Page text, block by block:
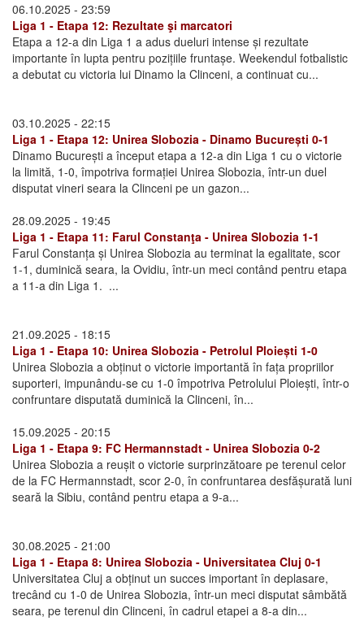
06.10.2025 - 23:59
Liga 1 - Etapa 12: Rezultate şi marcatori
Etapa a 12-a din Liga 1 a adus dueluri intense și rezultate
importante în lupta pentru pozițiile fruntașe. Weekendul fotbalistic
a debutat cu victoria lui Dinamo la Clinceni, a continuat cu...
03.10.2025 - 22:15
Liga 1 - Etapa 12: Unirea Slobozia - Dinamo București 0-1
Dinamo București a început etapa a 12-a din Liga 1 cu o victorie
la limită, 1-0, împotriva formației Unirea Slobozia, într-un duel
disputat vineri seara la Clinceni pe un gazon...
28.09.2025 - 19:45
Liga 1 - Etapa 11: Farul Constanţa - Unirea Slobozia 1-1
Farul Constanța și Unirea Slobozia au terminat la egalitate, scor
1-1, duminică seara, la Ovidiu, într-un meci contând pentru etapa
a 11-a din Liga 1. ...
21.09.2025 - 18:15
Liga 1 - Etapa 10: Unirea Slobozia - Petrolul Ploiești 1-0
Unirea Slobozia a obținut o victorie importantă în fața propriilor
suporteri, impunându-se cu 1-0 împotriva Petrolului Ploiești, într-o
confruntare disputată duminică la Clinceni, în...
15.09.2025 - 20:15
Liga 1 - Etapa 9: FC Hermannstadt - Unirea Slobozia 0-2
Unirea Slobozia a reușit o victorie surprinzătoare pe terenul celor
de la FC Hermannstadt, scor 2-0, în confruntarea desfășurată luni
seară la Sibiu, contând pentru etapa a 9-a...
30.08.2025 - 21:00
Liga 1 - Etapa 8: Unirea Slobozia - Universitatea Cluj 0-1
Universitatea Cluj a obținut un succes important în deplasare,
trecând cu 1-0 de Unirea Slobozia, într-un meci disputat sâmbătă
seara, pe terenul din Clinceni, în cadrul etapei a 8-a din...